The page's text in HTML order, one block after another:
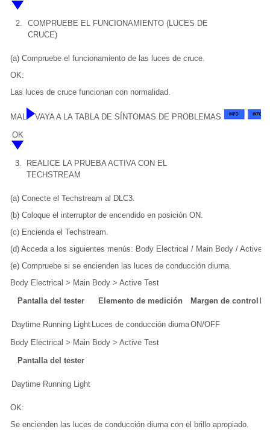
2.
COMPRUEBE EL FUNCIONAMIENTO (LUCES DE
CRUCE)
(a) Compruebe el funcionamiento de las luces de cruce.
OK:
Las luces de cruce funcionan con normalidad.
MAL
VAYA A LA TABLA DE SÍNTOMAS DE PROBLEMAS
OK
3.
REALICE LA PRUEBA ACTIVA CON EL
TECHSTREAM
(a) Conecte el Techstream al DLC3.
(b) Coloque el interruptor de encendido en posición ON.
(c) Encienda el Techstream.
(d) Acceda a los siguientes menús: Body Electrical / Main Body / Active
(e) Compruebe si se encienden las luces de conducción diurna.
Body Electrical > Main Body > Active Test
Pantalla del tester
Elemento de medición Margen de control
Daytime Running Light Luces de conducción diurnaON/OFF
Body Electrical > Main Body > Active Test
Pantalla del tester
Daytime Running Light
OK:
Se encienden las luces de conducción diurna con el brillo apropiado.